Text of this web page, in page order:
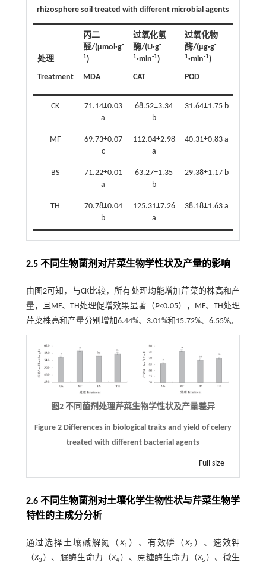
rhizosphere soil treated with different microbial agents
处理
Treatment
丙二
醛/(μmol·g-
1)
MDA
过氧化氢
酶/(U·g-
1·min-1)
CAT
过氧化物
酶/(μg·g-
1·min-1)
POD
CK
71.14±0.03
a
68.52±3.34
b
31.64±1.75 b
MF
69.73±0.07
c
112.04±2.98
a
40.31±0.83 a
BS
71.22±0.01
a
63.27±1.35
b
29.38±1.17 b
TH
70.78±0.04
b
125.31±7.26
a
38.18±1.63 a
2.5 不同生物菌剂对芹菜生物学性状及产量的影响
由 图2可知，与CK比较，所有处理均能增加芹菜的株高和产
量，且MF、TH处理促增效果显著（P<0.05），MF、TH处理
芹菜株高和产量分别增加6.44%、3.01%和15.72%、6.55%。
图2 不同菌剂处理芹菜生物学性状及产量差异
Figure 2 Differences in biological traits and yield of celery
treated with different bacterial agents
Full size
2.6 不同生物菌剂对土壤化学生物性状与芹菜生物学
特性的主成分分析
通过选择土壤碱解氮（X1 ）、有效磷（X2 ）、速效钾
（X3 ）、脲酶生命力（X4）、蔗糖酶生命力（X5 ）、微生